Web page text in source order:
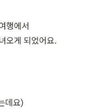
행에서
오게 되었어요.
데요)